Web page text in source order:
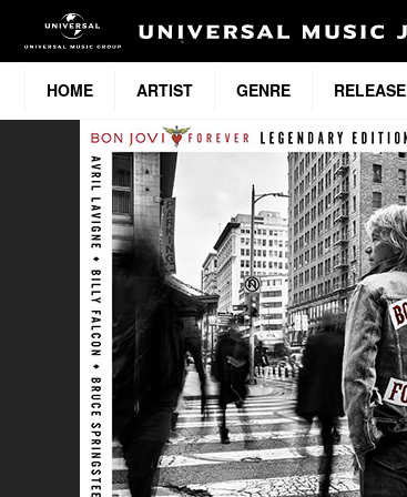
HOME ARTIST GENRE RELEASE